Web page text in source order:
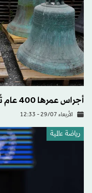
أجراس عمرها 400 عام تُصنع بتقنيات المستقبل
الأربعاء 29/07 - 12:33
رياضة عالمية